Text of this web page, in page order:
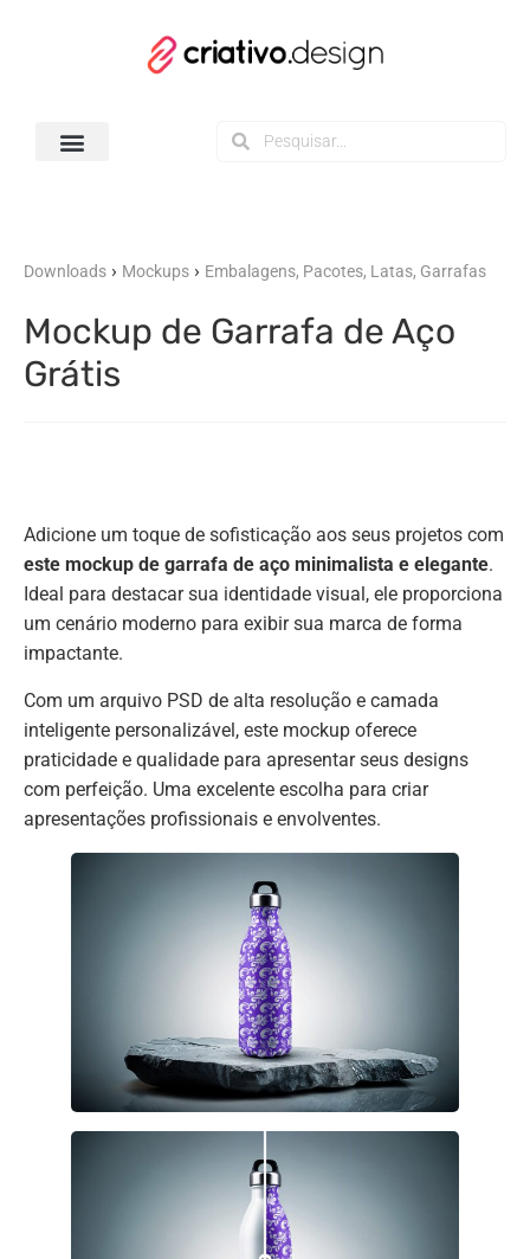
Downloads › Mockups › Embalagens, Pacotes, Latas, Garrafas
Mockup de Garrafa de Aço
Grátis
Adicione um toque de sofisticação aos seus projetos com
este mockup de garrafa de aço minimalista e elegante.
Ideal para destacar sua identidade visual, ele proporciona
um cenário moderno para exibir sua marca de forma
impactante.
Com um arquivo PSD de alta resolução e camada
inteligente personalizável, este mockup oferece
praticidade e qualidade para apresentar seus designs
com perfeição. Uma excelente escolha para criar
apresentações profissionais e envolventes.